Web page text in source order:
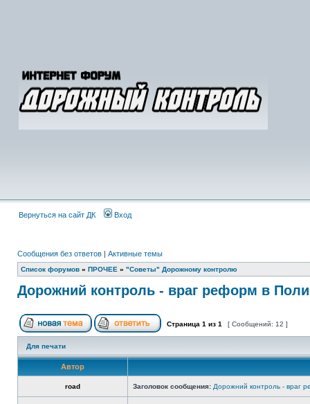
Вернуться на сайт ДК Вход
Сообщения без ответов | Активные темы
Список форумов » ПРОЧЕЕ » "Советы" Дорожному контролю
Дорожний контроль - враг реформ в
Страница 1 из 1 [ Сообщений: 12 ]
Для печати
Автор
road Заголовок сообщения: Дорожний контроль - враг